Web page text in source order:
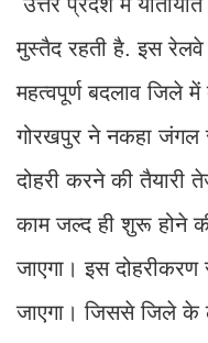
उत्तर प्रदेश में
मुस्तैद रहती है. इस
महत्वपूर्ण बदलाव जिले
गोरखपुर ने नकहा जंगल
दोहरी करने की तैयारी
काम जल्द ही शुरू होने
जाएगा। इस
जाएगा। जिससे जिले के